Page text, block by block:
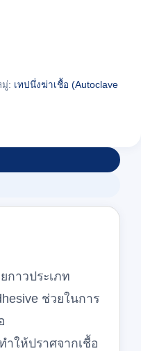
: เทปนึ่งฆ่าเชื้อ (Autoclave
กาวประเภท
ช่วยในการ
ำให้ปราศจากเชื้อ